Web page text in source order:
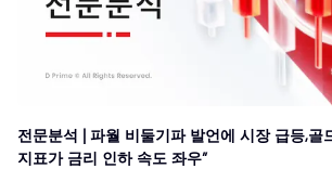
전문분석 | 파월 비둘기파 발언에 시장 급등,골
지표가 금리 인하 속도 좌우”